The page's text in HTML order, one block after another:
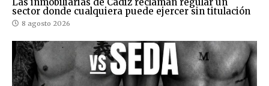
sector donde cualquiera puede ejercer sin titulación
8 agosto 2026